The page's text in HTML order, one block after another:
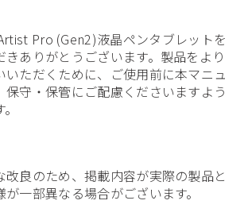
Pro (Gen2)液晶ペンタブレットを
きありがとうございます。製品をより
いただくために、ご使用前に本マニュ
保守・保管にご配慮くださいますよう
改良のため、掲載内容が実際の製品と
一部異なる場合がございます。